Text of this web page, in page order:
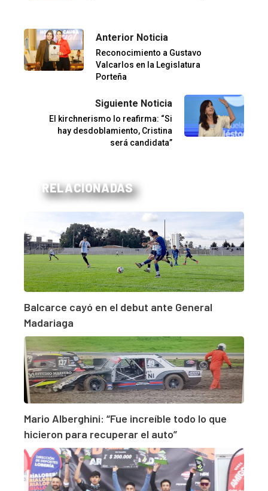
Anterior Noticia
Reconocimiento a Gustavo
Valcarlos en la Legislatura
Porteña
Siguiente Noticia
El kirchnerismo lo reafirma: “Si
hay desdoblamiento, Cristina
será candidata”
RELACIONADAS
Balcarce cayó en el debut ante General
Madariaga
Mario Alberghini: “Fue increíble todo lo que
hicieron para recuperar el auto”